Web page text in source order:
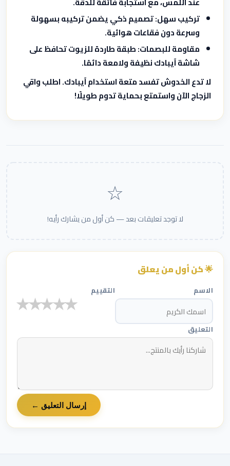
تركيب سهل:تصميم ذكي يضمن تركيبه بسهولة
وسرعة دون فقاعات هوائية.
مقاومة للبصمات:طبقة طاردة للزيوت تحافظ على
شاشة آيبادك نظيفة ولامعة دائمًا.
لا تدع الخدوش تفسد متعة استخدام آيبادك. اطلب واقي
الزجاج الآن واستمتع بحماية تدوم طويلًا!
☆
لا توجد تعليقات بعد — كن أول من يشارك رأيه!
🌟 كن أول من يعلق
الاسم التقييم
★★★★★
التعليق
إرسال التعليق ←